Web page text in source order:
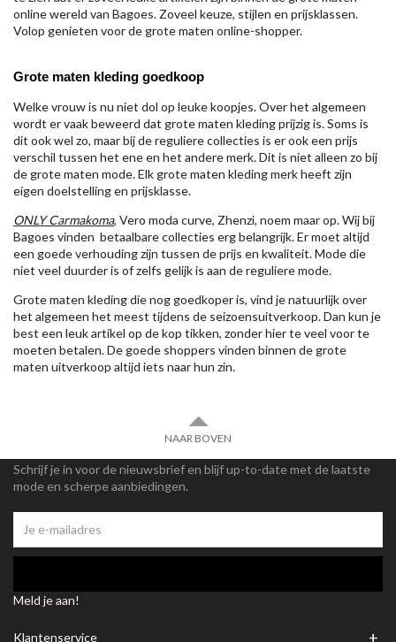
online wereld van Bagoes. Zoveel keuze, stijlen en prijsklassen.
Volop genieten voor de grote maten online-shopper.
Grote maten kleding goedkoop
Welke vrouw is nu niet dol op leuke koopjes. Over het algemeen
wordt er vaak beweerd dat grote maten kleding prijzig is. Soms is
dit ook wel zo, maar bij de reguliere collecties is er ook een prijs
verschil tussen het ene en het andere merk. Dit is niet alleen zo bij
de grote maten mode. Elk grote maten kleding merk heeft zijn
eigen doelstelling en prijsklasse.
ONLY Carmakoma, Vero moda curve, Zhenzi, noem maar op. Wij bij
Bagoes vinden betaalbare collecties erg belangrijk. Er moet altijd
een goede verhouding zijn tussen de prijs en kwaliteit. Mode die
niet veel duurder is of zelfs gelijk is aan de reguliere mode.
Grote maten kleding die nog goedkoper is, vind je natuurlijk over
het algemeen het meest tijdens de seizoensuitverkoop. Dan kun je
best een leuk artikel op de kop tikken, zonder hier te veel voor te
moeten betalen. De goede shoppers vinden binnen de grote
maten uitverkoop altijd iets naar hun zin.
NAAR BOVEN
Schrijf je in voor de nieuwsbrief en blijf up-to-date met de laatste
mode en scherpe aanbiedingen.
Meld je aan!
Klantenservice +